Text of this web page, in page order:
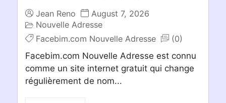
Jean Reno
August 7, 2026
Nouvelle Adresse
Facebim.com Nouvelle Adresse
(0)
Facebim.com Nouvelle Adresse est connu
comme un site internet gratuit qui change
régulièrement de nom...